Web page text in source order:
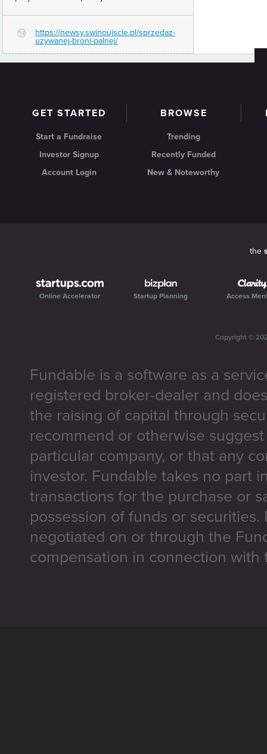
G
https://newsy.swinoujscie.pl/sprzedaz-
uzywanej-broni-palnej/
GET STARTED
Start a Fundraise
Investor Signup
Account Login
BROWSE
Trending
Recently Funded
New & Noteworthy
the
Online Accelerator Startup Planning Access
Copyright ©
Fundable is a software as a
registered broker-dealer and
the raising of capital through
recommend or otherwise
particular company, or that any
investor. Fundable takes no part
transactions for the purchase or
possession of funds or
negotiated on or through the
compensation in connection with